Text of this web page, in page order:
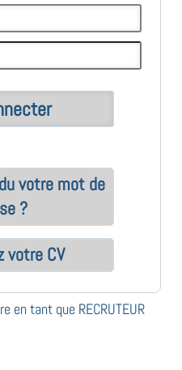
votre mot de
?
votre CV
en tant que RECRUTEUR